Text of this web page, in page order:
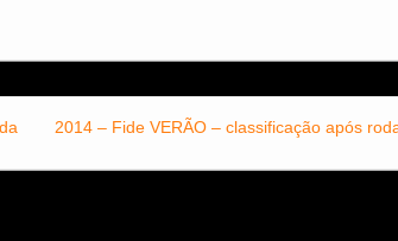
2014 – Fide VERÃO – classificação após